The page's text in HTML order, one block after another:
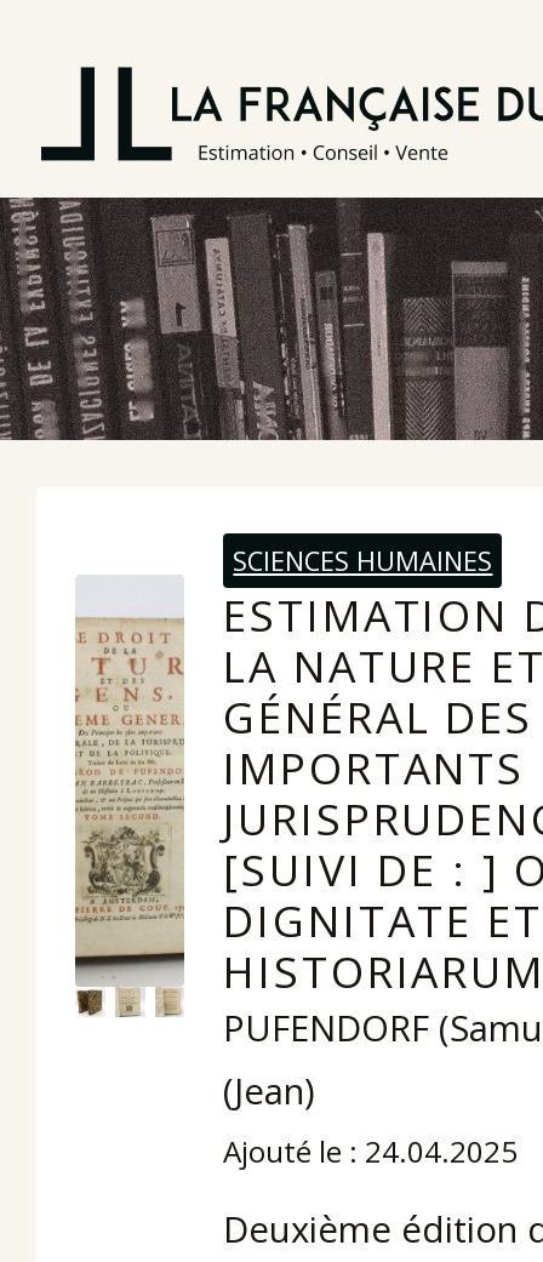
SCIENCES HUMAINES
ESTIMATION
LA NATURE
GÉNÉRAL
IMPORTANTS
[SUIVI DE : ]
DIGNITATE
PUFENDORF
(Jean)
Ajouté le : 24.04.2025
Deuxième édition